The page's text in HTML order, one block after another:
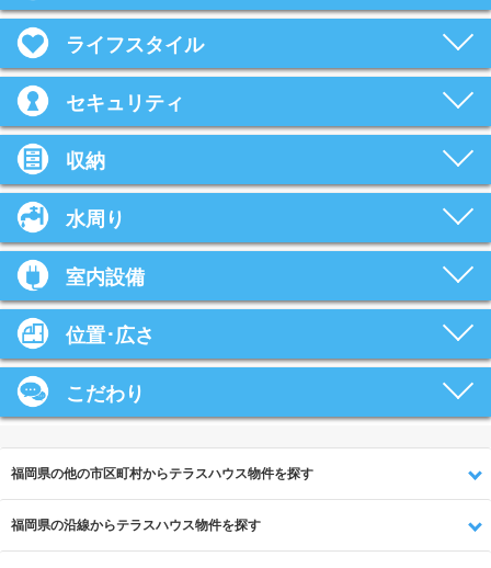
ライフスタイル
セキュリティ
収納
水周り
室内設備
位置･広さ
こだわり
福岡県の他の市区町村からテラスハウス物件を探す
福岡県の沿線からテラスハウス物件を探す